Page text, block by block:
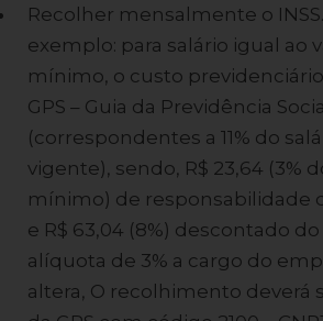
Recolher mensalmente o
exemplo: para salário igual ao
mínimo, o custo
GPS – Guia da Previdência
(correspondentes a 11% do
vigente), sendo, R$ 23,64 (3%
mínimo) de responsabilidade
e R$ 63,04 (8%) descontado
alíquota de 3% a cargo do
altera, O recolhimento deverá